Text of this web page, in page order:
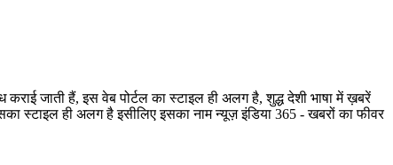
जाती हैं, इस वेब पोर्टल का स्टाइल ही अलग है, शुद्ध देशी भाषा में ख़बरें
स्टाइल ही अलग है इसीलिए इसका नाम न्यूज़ इंडिया 365 - खबरों का फीवर